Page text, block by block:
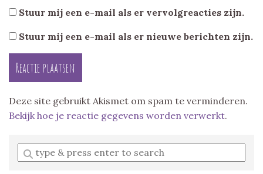
Stuur mij een e-mail als er vervolgreacties zijn.
Stuur mij een e-mail als er nieuwe berichten zijn.
Deze site gebruikt Akismet om spam te verminderen.
Bekijk hoe je reactie gegevens worden verwerkt.
Enter
a